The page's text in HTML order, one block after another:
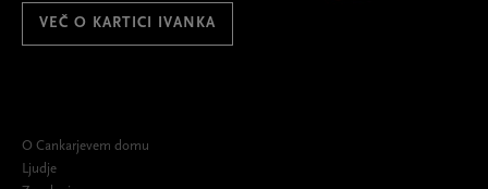
VEČ O KARTICI IVANKA
O Cankarjevem domu
Ljudje